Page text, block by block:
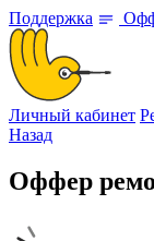
Поддержка
Личный кабинет
Назад
Оффер